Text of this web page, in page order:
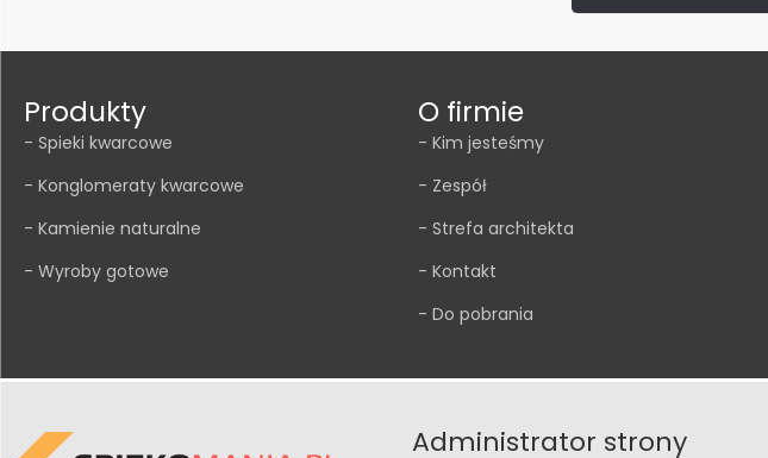
Produkty
- Spieki kwarcowe
- Konglomeraty kwarcowe
- Kamienie naturalne
- Wyroby gotowe
O firmie
- Kim jesteśmy
- Zespół
- Strefa architekta
- Kontakt
- Do pobrania
Administrator strony